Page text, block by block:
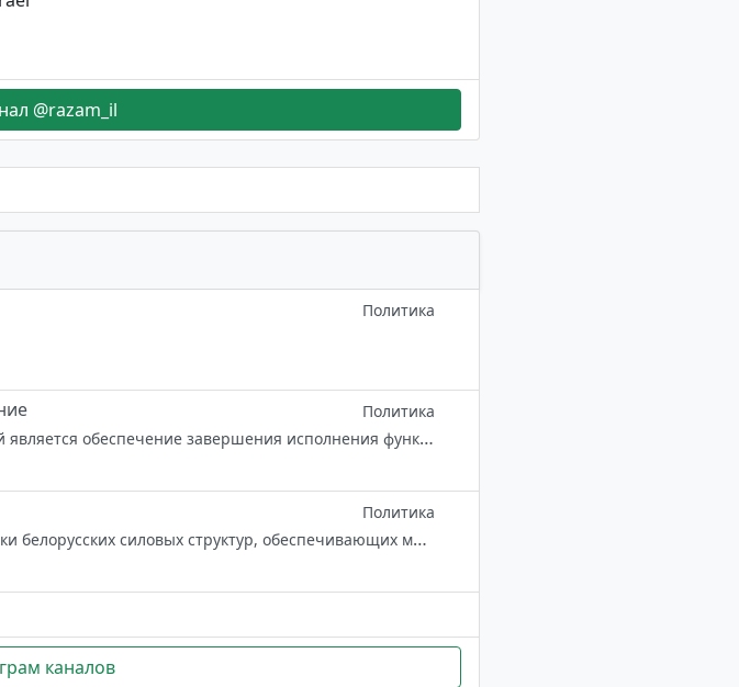
@razam_il
Политика
Политика
Политическая структура, целью которой является обеспечение завершения исполнения функций нелегитимными органами власти и стабилизация системы управления страной после перехода власти к беларускому народу. Чат-бот для обратн
Политика
Канал Я/МЫ ОМОН создан для поддержки белорусских силовых структур, обеспечивающих мирную и спокойную жизнь нашего общества. Предложить новость анонимно (для обратной связи указывайте контактные данные) ⬇️ @BearmedvedBot
каналов